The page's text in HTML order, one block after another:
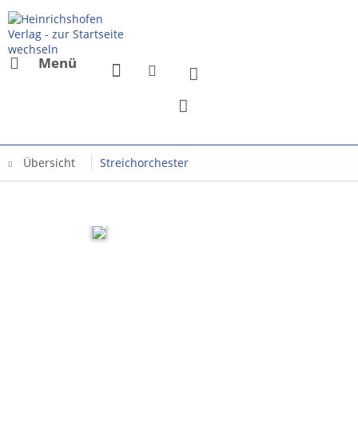
Menü
Übersicht Streichorchester